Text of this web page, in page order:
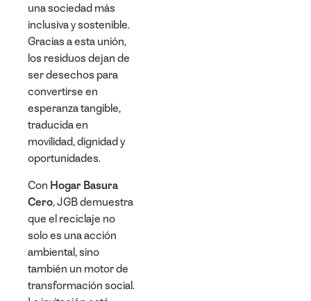
una sociedad más
inclusiva y sostenible.
Gracias a esta unión,
los residuos dejan de
ser desechos para
convertirse en
esperanza tangible,
traducida en
movilidad, dignidad y
oportunidades.
Con Hogar Basura
Cero, JGB demuestra
que el reciclaje no
solo es una acción
ambiental, sino
también un motor de
transformación social.